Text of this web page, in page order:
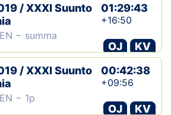
/ XXXI Suunto
− summa
01:29:43
+16:50
OJ
KV
/ XXXI Suunto
− 1p
00:42:38
+09:56
OJ
KV